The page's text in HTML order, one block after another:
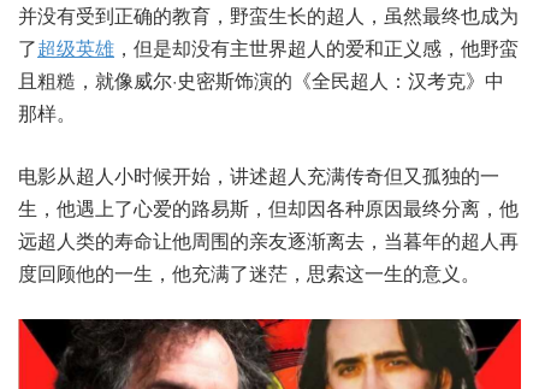
并没有受到正确的教育，野蛮生长的超人，虽然最终也成为
了超级英雄 ，但是却没有主世界超人的爱和正义感，他野蛮
且粗糙，就像威尔·史密斯饰演的《全民超人：汉考克》中
那样。
电影从超人小时候开始，讲述超人充满传奇但又孤独的一
生，他遇上了心爱的路易斯，但却因各种原因最终分离，他
远超人类的寿命让他周围的亲友逐渐离去，当暮年的超人再
度回顾他的一生，他充满了迷茫，思索这一生的意义。